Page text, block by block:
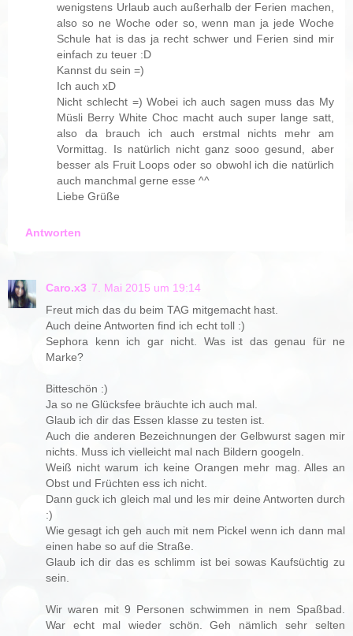
wenigstens Urlaub auch außerhalb der Ferien machen,
also so ne Woche oder so, wenn man ja jede Woche
Schule hat is das ja recht schwer und Ferien sind mir
einfach zu teuer :D
Kannst du sein =)
Ich auch xD
Nicht schlecht =) Wobei ich auch sagen muss das My
Müsli Berry White Choc macht auch super lange satt,
also da brauch ich auch erstmal nichts mehr am
Vormittag. Is natürlich nicht ganz sooo gesund, aber
besser als Fruit Loops oder so obwohl ich die natürlich
auch manchmal gerne esse ^^
Liebe Grüße
Antworten
Caro.x3 7. Mai 2015 um 19:14
Freut mich das du beim TAG mitgemacht hast.
Auch deine Antworten find ich echt toll :)
Sephora kenn ich gar nicht. Was ist das genau für ne
Marke?
Bitteschön :)
Ja so ne Glücksfee bräuchte ich auch mal.
Glaub ich dir das Essen klasse zu testen ist.
Auch die anderen Bezeichnungen der Gelbwurst sagen mir
nichts. Muss ich vielleicht mal nach Bildern googeln.
Weiß nicht warum ich keine Orangen mehr mag. Alles an
Obst und Früchten ess ich nicht.
Dann guck ich gleich mal und les mir deine Antworten durch
:)
Wie gesagt ich geh auch mit nem Pickel wenn ich dann mal
einen habe so auf die Straße.
Glaub ich dir das es schlimm ist bei sowas Kaufsüchtig zu
sein.
Wir waren mit 9 Personen schwimmen in nem Spaßbad.
War echt mal wieder schön. Geh nämlich sehr selten